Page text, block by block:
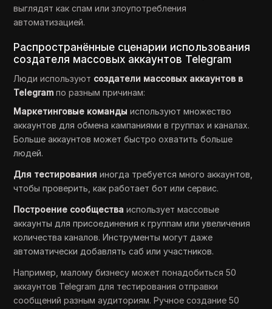
выглядят как спам или злоупотребления
автоматизацией.
Распространённые сценарии использования
создателя массовых аккаунтов Telegram
Люди используют создатели массовых аккаунтов в
Telegram по разным причинам:
Маркетинговые команды используют множество
аккаунтов для обмена кампаниями в группах и каналах.
Больше аккаунтов может быстро охватить больше
людей.
Для тестирования иногда требуется много аккаунтов,
чтобы проверить, как работает бот или сервис.
Построение сообщества использует массовые
аккаунты для присоединения к группам или увеличения
количества каналов. Инструменты могут даже
автоматически добавлять саб или участников.
Например, малому бизнесу может понадобиться 50
аккаунтов Telegram для тестирования отправки
сообщений разным аудиториям. Ручное создание 50